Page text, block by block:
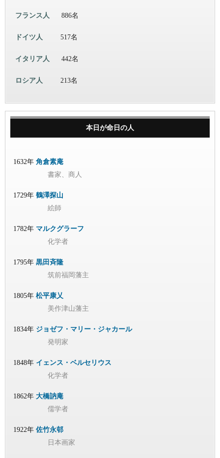
フランス人 886名
ドイツ人 517名
イタリア人 442名
ロシア人 213名
本日が命日の人
1632年 角倉素庵
書家、商人
1729年 鶴澤探山
絵師
1782年 マルクグラーフ
化学者
1795年 黒田斉隆
筑前福岡藩主
1805年 松平康乂
美作津山藩主
1834年 ジョゼフ・マリー・ジャカール
発明家
1848年 イェンス・ベルセリウス
化学者
1862年 大橋訥庵
儒学者
1922年 佐竹永邨
日本画家